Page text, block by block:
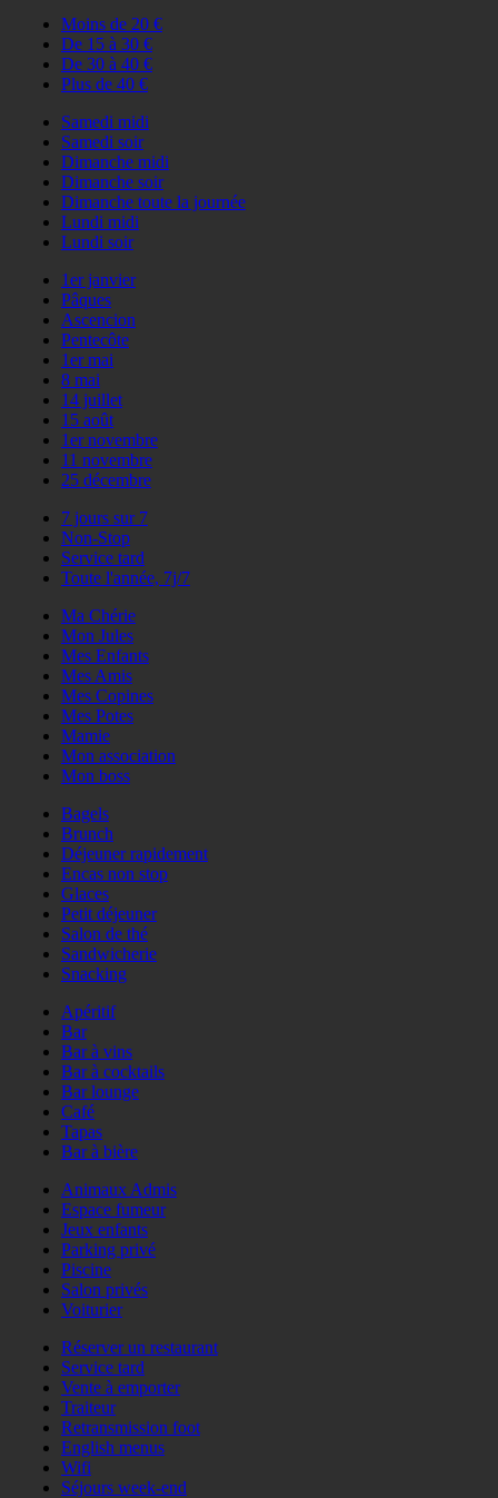
Moins de 20 €
De 15 à 30 €
De 30 à 40 €
Plus de 40 €
Samedi midi
Samedi soir
Dimanche midi
Dimanche soir
Dimanche toute la journée
Lundi midi
Lundi soir
1er janvier
Pâques
Ascencion
Pentecôte
1er mai
8 mai
14 juillet
15 août
1er novembre
11 novembre
25 décembre
7 jours sur 7
Non-Stop
Service tard
Toute l'année, 7j/7
Ma Chérie
Mon Jules
Mes Enfants
Mes Amis
Mes Copines
Mes Potes
Mamie
Mon association
Mon boss
Bagels
Brunch
Déjeuner rapidement
Encas non stop
Glaces
Petit déjeuner
Salon de thé
Sandwicherie
Snacking
Apéritif
Bar
Bar à vins
Bar à cocktails
Bar lounge
Café
Tapas
Bar à bière
Animaux Admis
Espace fumeur
Jeux enfants
Parking privé
Piscine
Salon privés
Voiturier
Réserver un restaurant
Service tard
Vente à emporter
Traiteur
Retransmission foot
English menus
Wifi
Séjours week-end